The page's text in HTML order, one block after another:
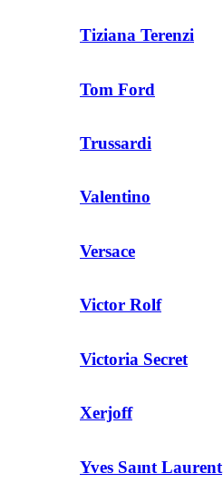
Tiziana Terenzi
Tom Ford
Trussardi
Valentino
Versace
Victor Rolf
Victoria Secret
Xerjoff
Yves Saınt Laurent